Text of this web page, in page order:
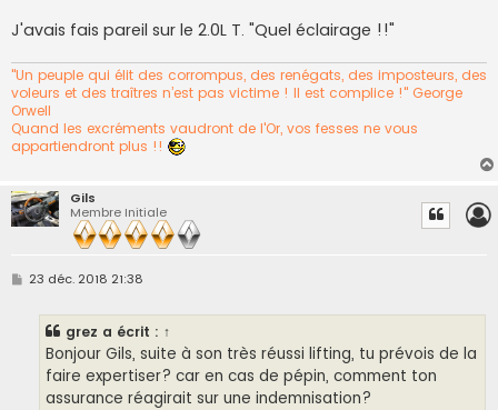
J'avais fais pareil sur le 2.0L T. "Quel éclairage !!"
"Un peuple qui élit des corrompus, des renégats, des imposteurs, des
voleurs et des traîtres n’est pas victime ! Il est complice !" George
Orwell
Quand les excréments vaudront de l'Or, vos fesses ne vous
appartiendront plus !!
Gils
Membre Initiale
M
23 déc. 2018 21:38
grez a écrit : ↑
Bonjour Gils, suite à son très réussi lifting, tu prévois de la
faire expertiser? car en cas de pépin, comment ton
assurance réagirait sur une indemnisation?